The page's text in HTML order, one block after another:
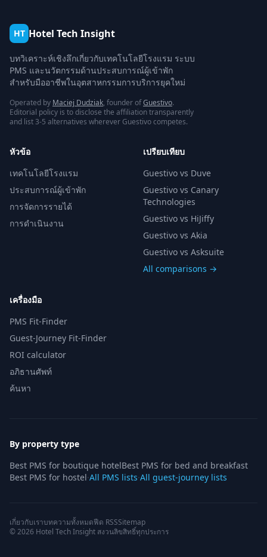
HT Hotel Tech Insight
บทวิเคราะห์เชิงลึกเกี่ยวกับเทคโนโลยีโรงแรม ระบบ
PMS และนวัตกรรมด้านประสบการณ์ผู้เข้าพัก
สำหรับมืออาชีพในอุตสาหกรรมการบริการยุคใหม่
Operated by Maciej Dudziak, founder ofGuestivo.
Editorial policy is to disclose the affiliation transparently
and list 3-5 alternatives wherever Guestivo competes.
หัวข้อ
เทคโนโลยีโรงแรม
ประสบการณ์ผู้เข้าพัก
การจัดการรายได้
การดำเนินงาน
เปรียบเทียบ
Guestivo vs Duve
Guestivo vs Canary
Technologies
Guestivo vs HiJiffy
Guestivo vs Akia
Guestivo vs Asksuite
All comparisons →
เครื่องมือ
PMS Fit-Finder
Guest-Journey Fit-Finder
ROI calculator
อภิธานศัพท์
ค้นหา
By property type
Best PMS for boutique hotelBest PMS for bed and breakfast
Best PMS for hostel·All PMS lists·All guest-journey lists
เกี่ยวกับเราบทความทั้งหมดฟีด RSSSitemap
© 2026 Hotel Tech Insight สงวนลิขสิทธิ์ทุกประการ